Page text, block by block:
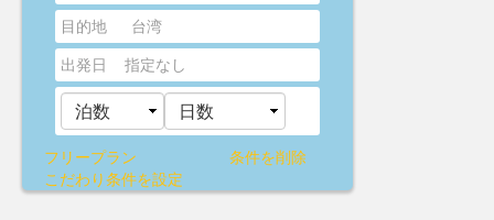
目的地
台湾
出発日
指定なし
フリープラン 条件を削除
こだわり条件を設定